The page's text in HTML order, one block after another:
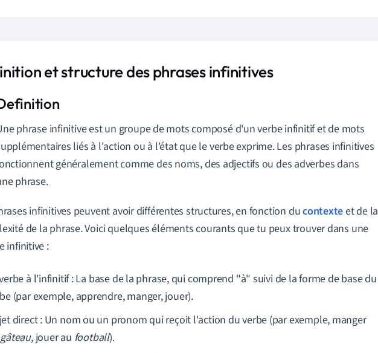
et structure des phrases infinitives
phrase infinitive est un groupe de mots composé d'un verbe infinitif et de mots
liés à l'action ou à l'état que le verbe exprime. Les phrases infinitives
généralement comme des noms, des adjectifs ou des adverbes dans
phrase.
infinitives peuvent avoir différentes structures, en fonction ducontexteet de la
de la phrase. Voici quelques éléments courants que tu peux trouver dans une
infinitive :
à l'infinitif : La base de la phrase, qui comprend "à" suivi de la forme de base du
(par exemple, apprendre, manger, jouer).
direct : Un nom ou un pronom qui reçoit l'action du verbe (par exemple, manger
gâteau, jouer au football).